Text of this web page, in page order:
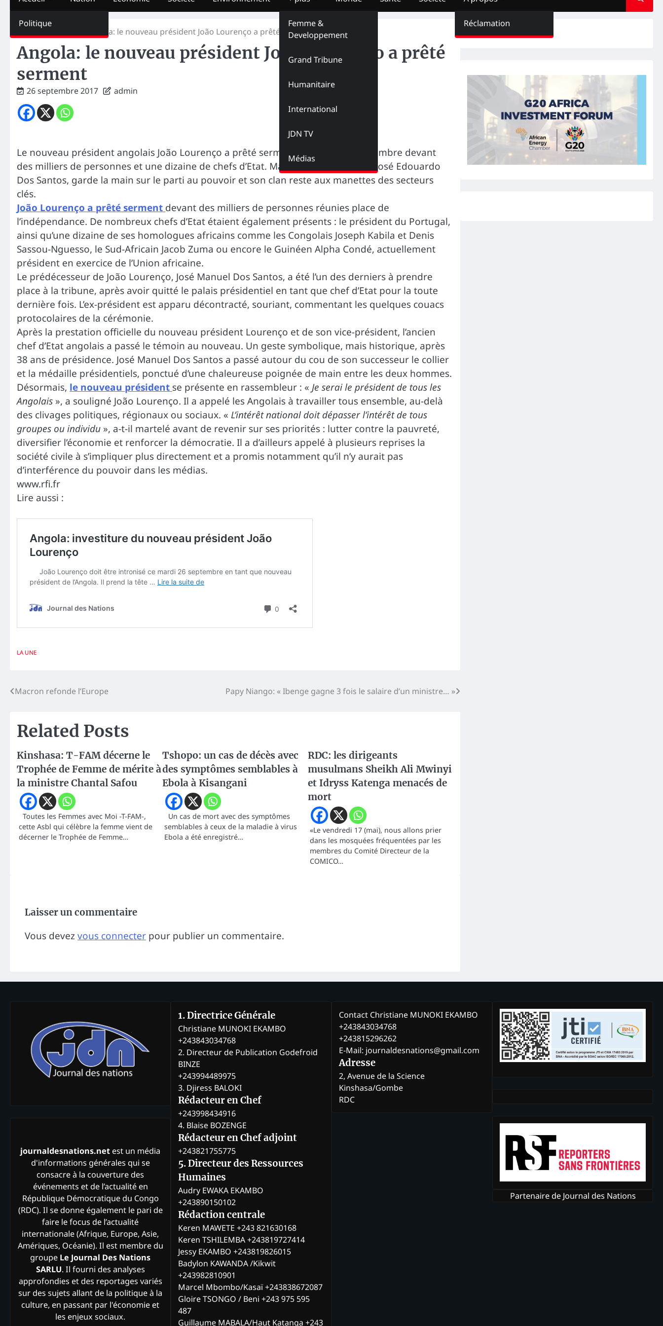
Politique
Femme &
Developpement
Grand Tribune
Humanitaire
International
JDN TV
Médias
Réclamation
Angola: le nouveau président João Lourenço a prêté serment
Angola: le nouveau président João Lourenço a prêté
serment
26 septembre 2017 admin
Le nouveau président angolais João Lourenço a prêté serment ce mardi 26 septembre devant
des milliers de personnes et une dizaine de chefs d’Etat. Mais son prédécesseur, José Edouardo
Dos Santos, garde la main sur le parti au pouvoir et son clan reste aux manettes des secteurs
clés.
João Lourenço a prêté serment devant des milliers de personnes réunies place de
l’indépendance. De nombreux chefs d’Etat étaient également présents : le président du Portugal,
ainsi qu’une dizaine de ses homologues africains comme les Congolais Joseph Kabila et Denis
Sassou-Nguesso, le Sud-Africain Jacob Zuma ou encore le Guinéen Alpha Condé, actuellement
président en exercice de l’Union africaine.
Le prédécesseur de João Lourenço, José Manuel Dos Santos, a été l’un des derniers à prendre
place à la tribune, après avoir quitté le palais présidentiel en tant que chef d’Etat pour la toute
dernière fois. L’ex-président est apparu décontracté, souriant, commentant les quelques couacs
protocolaires de la cérémonie.
Après la prestation officielle du nouveau président Lourenço et de son vice-président, l’ancien
chef d’Etat angolais a passé le témoin au nouveau. Un geste symbolique, mais historique, après
38 ans de présidence. José Manuel Dos Santos a passé autour du cou de son successeur le collier
et la médaille présidentiels, ponctué d’une chaleureuse poignée de main entre les deux hommes.
Désormais, le nouveau président se présente en rassembleur : « Je serai le président de tous les
Angolais », a souligné João Lourenço. Il a appelé les Angolais à travailler tous ensemble, au-delà
des clivages politiques, régionaux ou sociaux. « L’intérêt national doit dépasser l’intérêt de tous
groupes ou individu », a-t-il martelé avant de revenir sur ses priorités : lutter contre la pauvreté,
diversifier l’économie et renforcer la démocratie. Il a d’ailleurs appelé à plusieurs reprises la
société civile à s’impliquer plus directement et a promis notamment qu’il n’y aurait pas
d’interférence du pouvoir dans les médias.
www.rfi.fr
Lire aussi :
LA UNE
Navigation
l’article
Macron refonde l’Europe Papy Niango: « Ibenge gagne 3 fois le salaire d’un ministre… »
Related Posts
Kinshasa: T-FAM décerne le
Trophée de Femme de mérite à
la ministre Chantal Safou
Toutes les Femmes avec Moi -T-FAM-,
cette Asbl qui célèbre la femme vient de
décerner le Trophée de Femme…
Tshopo: un cas de décès avec
des symptômes semblables à
Ebola à Kisangani
Un cas de mort avec des symptômes
semblables à ceux de la maladie à virus
Ebola a été enregistré…
RDC: les dirigeants
musulmans Sheikh Ali Mwinyi
et Idryss Katenga menacés de
mort
«Le vendredi 17 (mai), nous allons prier
dans les mosquées fréquentées par les
membres du Comité Directeur de la
COMICO…
Laisser un commentaire
Vous devezvous connecter pour publier un commentaire.
journaldesnations.net est un média
d'informations générales qui se
consacre à la couverture des
événements et de l’actualité en
République Démocratique du Congo
(RDC). Il se donne également le pari de
faire le focus de l’actualité
internationale (Afrique, Europe, Asie,
Amériques, Océanie). Il est membre du
groupe Le Journal Des Nations
SARLU. Il fourni des analyses
approfondies et des reportages variés
sur des sujets allant de la politique à la
culture, en passant par l'économie et
les enjeux sociaux.
1. Directrice Générale
Christiane MUNOKI EKAMBO
+243843034768
2. Directeur de Publication Godefroid
BINZE
+243994489975
3. Djiress BALOKI
Rédacteur en Chef
+243998434916
4. Blaise BOZENGE
Rédacteur en Chef adjoint
+243821755775
5. Directeur des Ressources
Humaines
Audry EWAKA EKAMBO
+243890150102
Rédaction centrale
Keren MAWETE +243 821630168
Keren TSHILEMBA +243819727414
Jessy EKAMBO +243819826015
Badylon KAWANDA /Kikwit
+243982810901
Marcel Mbombo/Kasaï +243838672087
Gloire TSONGO / Beni +243 975 595
487
Guillaume MABALA/Haut Katanga +243
Contact Christiane MUNOKI EKAMBO
+243843034768
+243815296262
E-Mail: journaldesnations@gmail.com
Adresse
2, Avenue de la Science
Kinshasa/Gombe
RDC
Partenaire de Journal des Nations